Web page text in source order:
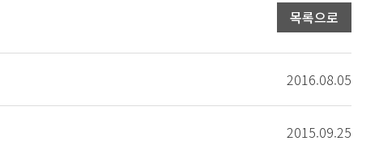
목록으로
2016.08.05
2015.09.25